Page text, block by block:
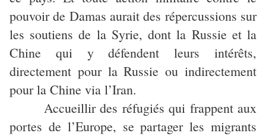
pouvoir de Damas aurait des répercussions sur
les soutiens de la Syrie, dont la Russie et la
Chine qui y défendent leurs intérêts,
directement pour la Russie ou indirectement
pour la Chine via l’Iran.
Accueillir des réfugiés qui frappent aux
portes de l’Europe, se partager les migrants